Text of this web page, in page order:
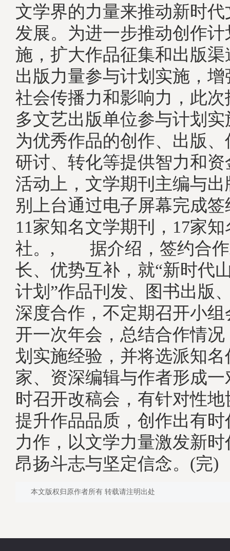
文学界的力量来推动新时
发展。为进一步推动创作
施，扩大作品征集和出版
出版力量参与计划实施，
社会传播力和影响力，此
多文艺出版单位参与计划
为优秀作品的创作、出版
研讨、转化等提供智力
活动上，文学期刊主编与
别上台通过电子屏幕完成
11家知名文学期刊，17家
社。, 据介绍，签约合作
长、优势互补，就“新时代
计划”作品刊发、图书出版
深度合作，不定期召开小
开一次年会，总结合作情
划实施经验，并将选派知
家、资深编辑与作者形成
时召开改稿会，有针对性
提升作品品质，创作出有
力作，以文学力量激发新
昂扬斗志与坚定信念。(完)
本文版权归原作者所有 转载请注明出处